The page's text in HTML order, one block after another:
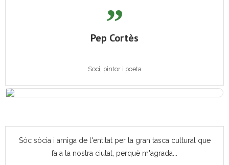
Pep Cortès
Soci, pintor i poeta
Sóc sòcia i amiga de l'entitat per la gran tasca cultural que
fa a la nostra ciutat, perquè m'agrada...